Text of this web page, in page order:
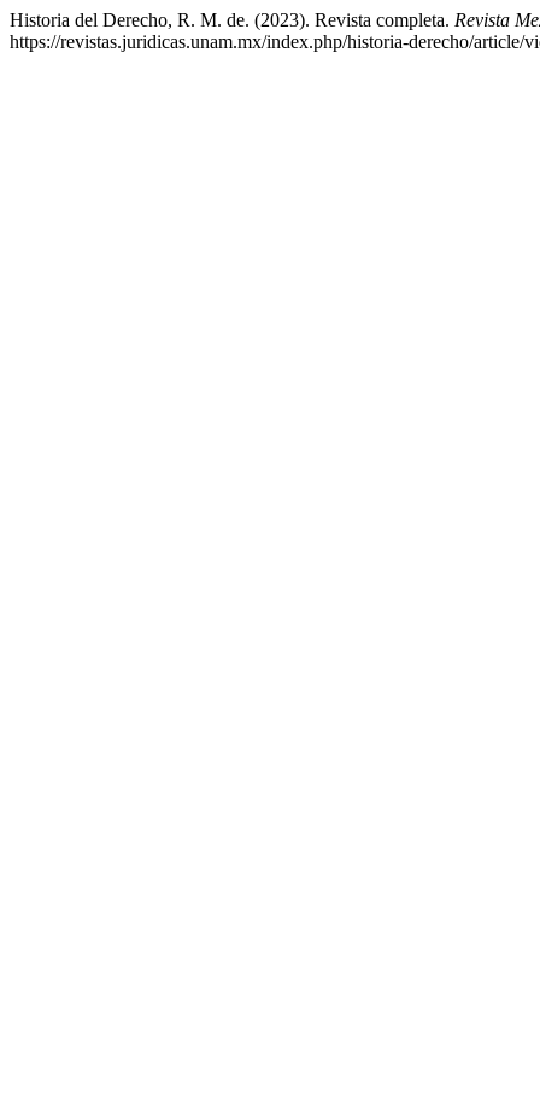
Historia del Derecho, R. M. de. (2023). Revista completa. Revista
https://revistas.juridicas.unam.mx/index.php/historia-derecho/article/